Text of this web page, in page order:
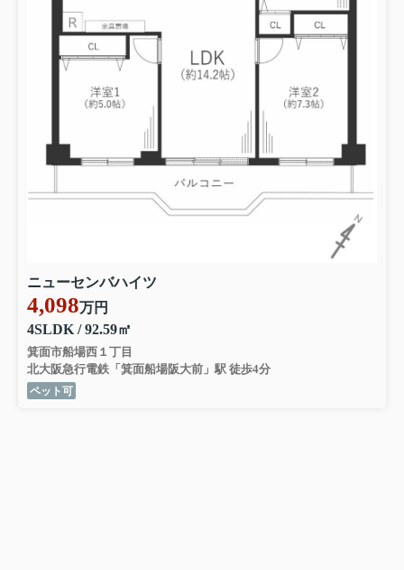
ニューセンバハイツ
4,098万円
4SLDK / 92.59㎡
箕面市船場西１丁目
北大阪急行電鉄「箕面船場阪大前」駅 徒歩4分
ペット可